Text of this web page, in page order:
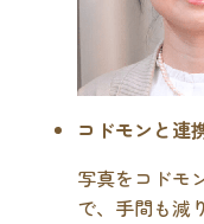
コドモンと連
写真をコドモ
で、手間も減